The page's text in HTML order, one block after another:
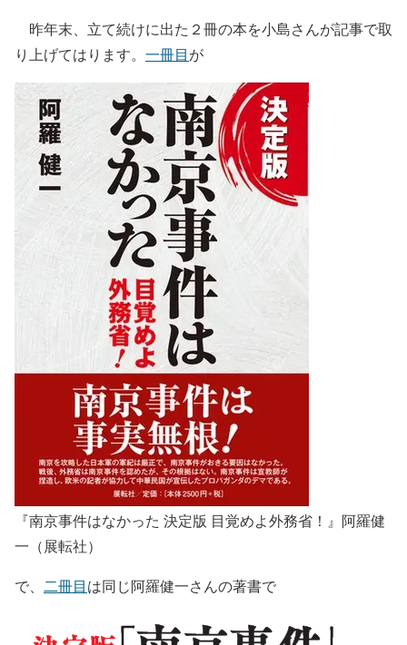
昨年末、立て続けに出た２冊の本を小島さんが記事で取
り上げてはります。 一冊目が
『南京事件はなかった 決定版 目覚めよ外務省！』阿羅健
一（展転社）
で、 二冊目は同じ阿羅健一さんの著書で